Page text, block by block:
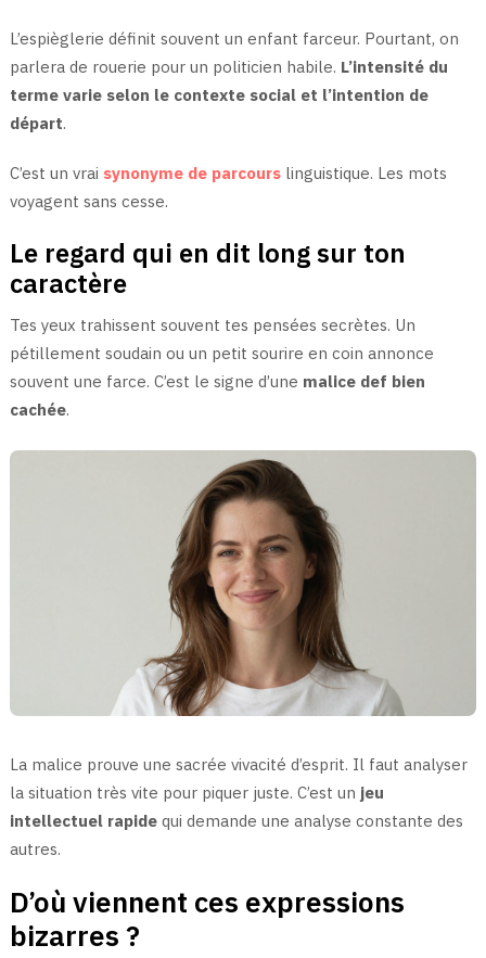
L’espièglerie définit souvent un enfant farceur. Pourtant, on
parlera de rouerie pour un politicien habile. L’intensité du
terme varie selon le contexte social et l’intention de
départ.
C’est un vrai synonyme de parcourslinguistique. Les mots
voyagent sans cesse.
Le regard qui en dit long sur ton
caractère
Tes yeux trahissent souvent tes pensées secrètes. Un
pétillement soudain ou un petit sourire en coin annonce
souvent une farce. C’est le signe d’une malice def bien
cachée.
La malice prouve une sacrée vivacité d’esprit. Il faut analyser
la situation très vite pour piquer juste. C’est un jeu
intellectuel rapidequi demande une analyse constante des
autres.
D’où viennent ces expressions
bizarres ?